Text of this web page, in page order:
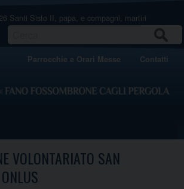
Santi Sisto II, papa, e compagni, martiri
Parrocchie e Orari Messe Contatti
VOLONTARIATO SAN